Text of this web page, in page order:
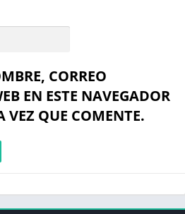
CORREO
EN ESTE NAVEGADOR
VEZ QUE COMENTE.